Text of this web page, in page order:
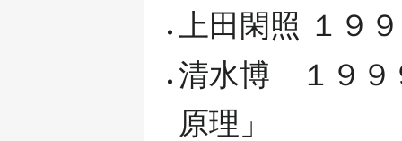
上田閑照 １９
清水博 １９９
原理」